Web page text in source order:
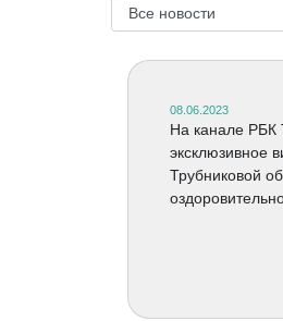
08.06.2023
На канале
эксклюзивное
Трубниковой